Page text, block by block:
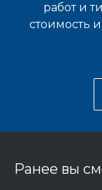
работ и
стоимость
Ранее вы